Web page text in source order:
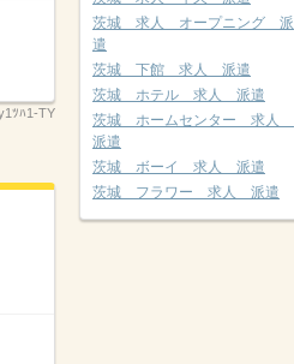
ﾂﾊ1-TY
茨城 求人 オープニング 派
遣
茨城 下館 求人 派遣
茨城 ホテル 求人 派遣
茨城 ホームセンター 求人
派遣
茨城 ボーイ 求人 派遣
茨城 フラワー 求人 派遣